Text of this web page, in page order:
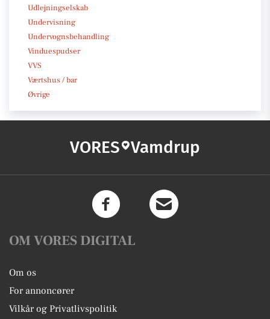
Udlejningselskab
Undervisning
Undervognsbehandling
Vinduespudser
VVS
Værtshus / bar
Øvrige
VORES Vamdrup
OM VORES DIGITAL
Om os
For annoncører
Vilkår og Privatlivspolitik